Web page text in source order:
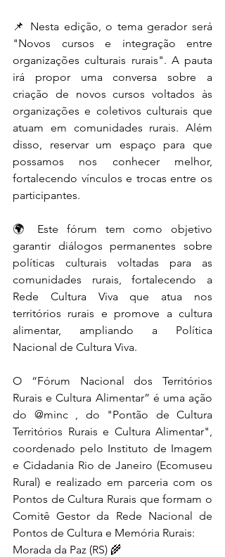
📌 Nesta edição, o tema gerador será
"Novos cursos e integração entre
organizações culturais rurais". A pauta
irá propor uma conversa sobre a
criação de novos cursos voltados às
organizações e coletivos culturais que
atuam em comunidades rurais. Além
disso, reservar um espaço para que
possamos nos conhecer melhor,
fortalecendo vínculos e trocas entre os
participantes.
🌍 Este fórum tem como objetivo
garantir diálogos permanentes sobre
políticas culturais voltadas para as
comunidades rurais, fortalecendo a
Rede Cultura Viva que atua nos
territórios rurais e promove a cultura
alimentar, ampliando a Política
Nacional de Cultura Viva.
O “Fórum Nacional dos Territórios
Rurais e Cultura Alimentar” é uma ação
do @minc , do "Pontão de Cultura
Territórios Rurais e Cultura Alimentar",
coordenado pelo Instituto de Imagem
e Cidadania Rio de Janeiro (Ecomuseu
Rural) e realizado em parceria com os
Pontos de Cultura Rurais que formam o
Comitê Gestor da Rede Nacional de
Pontos de Cultura e Memória Rurais:
Morada da Paz (RS) 🌾